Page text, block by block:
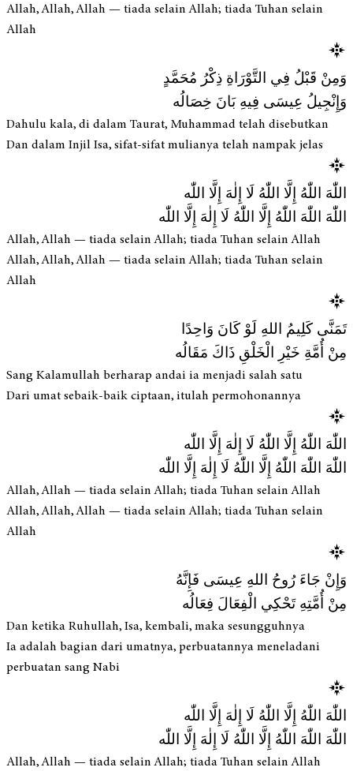
Allah, Allah, Allah — tiada selain Allah; tiada Tuhan selain
Allah
وَمِنْ قَبْلُ فِي التَّوْرَاةِ ذِكْرُ مُحَمَّدٍ
وَإِنْجِيلُ عِيسَى فِيهِ بَانَ خِصَالُه
Dahulu kala, di dalam Taurat, Muhammad telah disebutkan
Dan dalam Injil Isa, sifat-sifat mulianya telah nampak jelas
اللّٰهَ اللّٰهُ إِلَّا اللّٰهُ لَا إِلٰهَ إِلَّا اللّٰه
اللّٰهَ اللّٰهَ اللّٰهُ إِلَّا اللّٰهُ لَا إِلٰهَ إِلَّا اللّٰه
Allah, Allah — tiada selain Allah; tiada Tuhan selain Allah
Allah, Allah, Allah — tiada selain Allah; tiada Tuhan selain
Allah
تَمَنَّى كَلِيمُ اللهِ لَوْ كَانَ وَاحِدًا
مِنْ أُمَّةِ خَيْرِ الْخَلْقِ ذَاكَ مَقَالُه
Sang Kalamullah berharap andai ia menjadi salah satu
Dari umat sebaik-baik ciptaan, itulah permohonannya
اللّٰهَ اللّٰهُ إِلَّا اللّٰهُ لَا إِلٰهَ إِلَّا اللّٰه
اللّٰهَ اللّٰهَ اللّٰهُ إِلَّا اللّٰهُ لَا إِلٰهَ إِلَّا اللّٰه
Allah, Allah — tiada selain Allah; tiada Tuhan selain Allah
Allah, Allah, Allah — tiada selain Allah; tiada Tuhan selain
Allah
وَإِنْ جَاءَ رُوحُ اللهِ عِيسَى فَإِنَّهُ
مِنْ أُمَّتِهِ تَحْكِي الْفِعَالَ فِعَالُه
Dan ketika Ruhullah, Isa, kembali, maka sesungguhnya
Ia adalah bagian dari umatnya, perbuatannya meneladani
perbuatan sang Nabi
اللّٰهَ اللّٰهُ إِلَّا اللّٰهُ لَا إِلٰهَ إِلَّا اللّٰه
اللّٰهَ اللّٰهَ اللّٰهُ إِلَّا اللّٰهُ لَا إِلٰهَ إِلَّا اللّٰه
Allah, Allah — tiada selain Allah; tiada Tuhan selain Allah